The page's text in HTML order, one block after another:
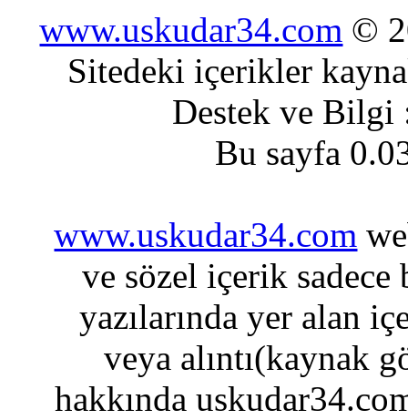
www.uskudar34.com ©
Sitedeki içerikler
Destek ve
Bu sayfa
www.uskudar34.com
ve sözel içerik sadece
yazılarında yer alan
veya alıntı(kaynak
hakkında